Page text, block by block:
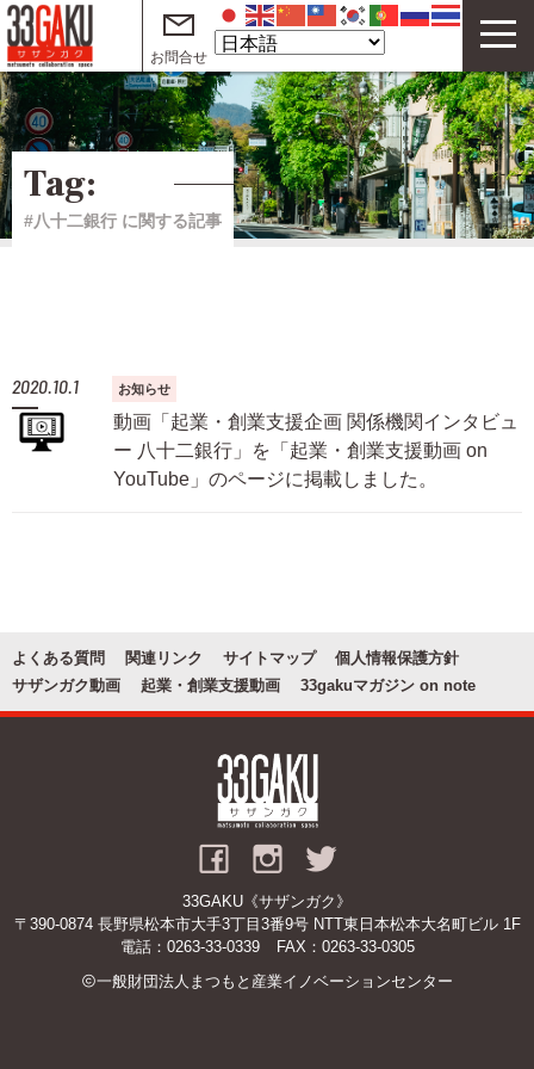
33GAKUについて
コワーキングスペース
サテライトオフィス
起業・創業支援動画 on YouTube
お問合せ
Tag:
#八十二銀行 に関する記事
2020.10.1 お知らせ
動画「起業・創業支援企画 関係機関インタビュ
ー 八十二銀行」を「起業・創業支援動画 on
YouTube」のページに掲載しました。
よくある質問 関連リンク サイトマップ
個人情報保護方針
サザンガク動画
起業・創業支援動画 33gakuマガジン on note
33GAKU《サザンガク》
〒390-0874 長野県松本市大手3丁目3番9号 NTT東日本松本大名町ビル 1F
電話： 0263-33-0339
FAX：0263-33-0305
一般財団法人まつもと産業イノベーションセンター